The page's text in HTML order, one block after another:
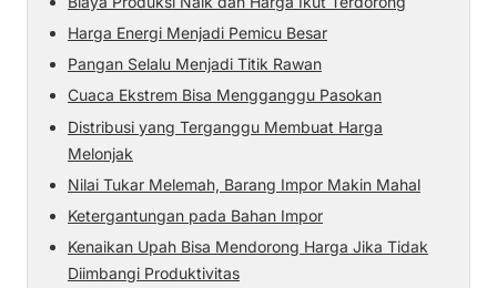
Harga Energi Menjadi Pemicu Besar
Pangan Selalu Menjadi Titik Rawan
Cuaca Ekstrem Bisa Mengganggu Pasokan
Distribusi yang Terganggu Membuat Harga
Melonjak
Nilai Tukar Melemah, Barang Impor Makin Mahal
Ketergantungan pada Bahan Impor
Kenaikan Upah Bisa Mendorong Harga Jika Tidak
Diimbangi Produktivitas